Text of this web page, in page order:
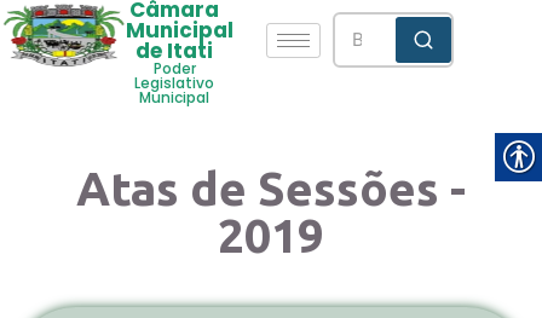
Câmara
Municipal
de Itati
Poder
Legislativo
Municipal
Atas de Sessões -
2019